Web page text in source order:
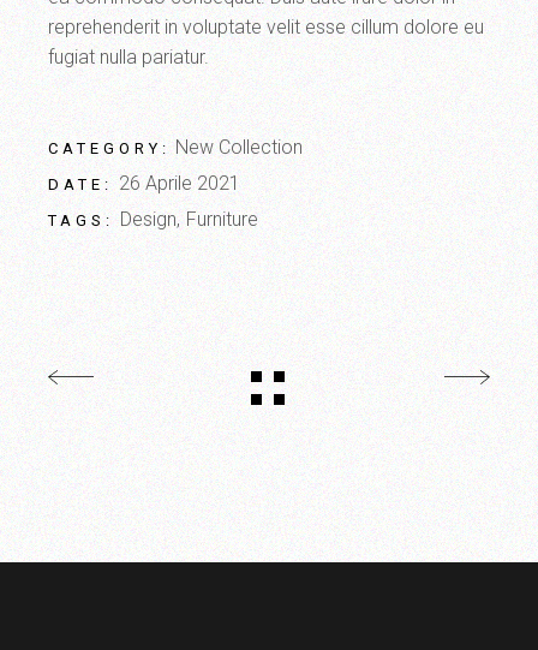
reprehenderit in voluptate velit esse cillum dolore eu
fugiat nulla pariatur.
CATEGORY: New Collection
DATE: 26 Aprile 2021
TAGS: Design Furniture